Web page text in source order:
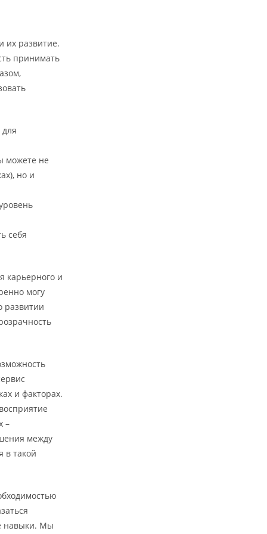
их развитие.
принимать
можете не
но и
себя
карьерного и
могу
развитии
и факторах.
–
между
в такой
навыки. Мы